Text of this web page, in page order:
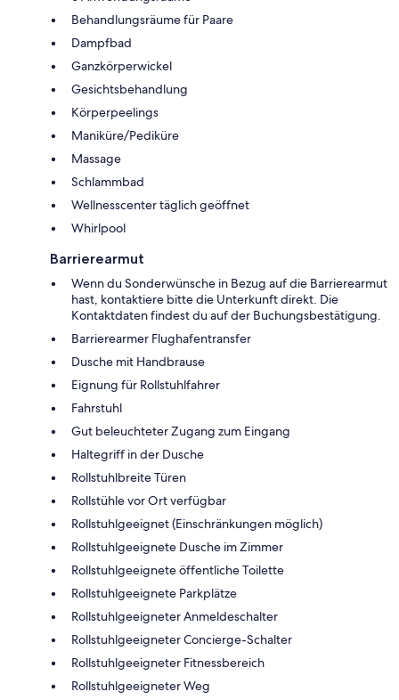
Behandlungsräume für Paare
Dampfbad
Ganzkörperwickel
Gesichtsbehandlung
Körperpeelings
Maniküre/Pediküre
Massage
Schlammbad
Wellnesscenter täglich geöffnet
Whirlpool
Barrierearmut
Wenn du Sonderwünsche in Bezug auf die Barrierearmut
hast, kontaktiere bitte die Unterkunft direkt. Die
Kontaktdaten findest du auf der Buchungsbestätigung.
Barrierearmer Flughafentransfer
Dusche mit Handbrause
Eignung für Rollstuhlfahrer
Fahrstuhl
Gut beleuchteter Zugang zum Eingang
Haltegriff in der Dusche
Rollstuhlbreite Türen
Rollstühle vor Ort verfügbar
Rollstuhlgeeignet (Einschränkungen möglich)
Rollstuhlgeeignete Dusche im Zimmer
Rollstuhlgeeignete öffentliche Toilette
Rollstuhlgeeignete Parkplätze
Rollstuhlgeeigneter Anmeldeschalter
Rollstuhlgeeigneter Concierge-Schalter
Rollstuhlgeeigneter Fitnessbereich
Rollstuhlgeeigneter Weg